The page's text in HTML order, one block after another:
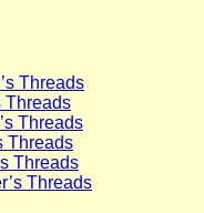
Threads
Threads
Threads
Threads
Threads
Threads